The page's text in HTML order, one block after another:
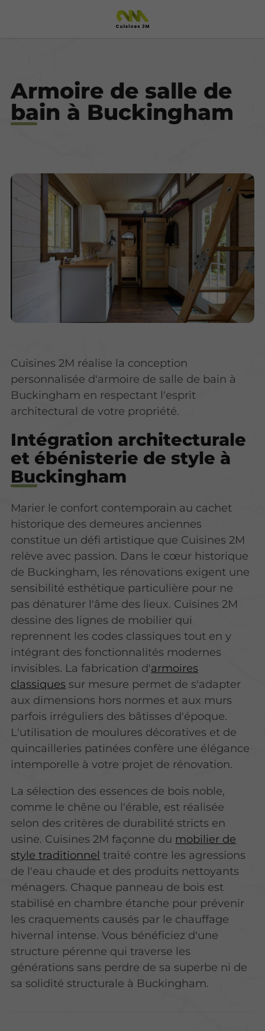
Armoire de salle de
bain à Buckingham
Cuisines 2M réalise la conception
personnalisée d'armoire de salle de bain à
Buckingham en respectant l'esprit
architectural de votre propriété.
Intégration architecturale
et ébénisterie de style à
Buckingham
Marier le confort contemporain au cachet
historique des demeures anciennes
constitue un défi artistique que Cuisines 2M
relève avec passion. Dans le cœur historique
de Buckingham, les rénovations exigent une
sensibilité esthétique particulière pour ne
pas dénaturer l'âme des lieux. Cuisines 2M
dessine des lignes de mobilier qui
reprennent les codes classiques tout en y
intégrant des fonctionnalités modernes
invisibles. La fabrication d'armoires
classiques sur mesure permet de s'adapter
aux dimensions hors normes et aux murs
parfois irréguliers des bâtisses d'époque.
L'utilisation de moulures décoratives et de
quincailleries patinées confère une élégance
intemporelle à votre projet de rénovation.
La sélection des essences de bois noble,
comme le chêne ou l'érable, est réalisée
selon des critères de durabilité stricts en
usine. Cuisines 2M façonne du mobilier de
style traditionnel traité contre les agressions
de l'eau chaude et des produits nettoyants
ménagers. Chaque panneau de bois est
stabilisé en chambre étanche pour prévenir
les craquements causés par le chauffage
hivernal intense. Vous bénéficiez d'une
structure pérenne qui traverse les
générations sans perdre de sa superbe ni de
sa solidité structurale à Buckingham.